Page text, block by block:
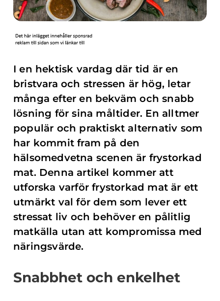
I en hektisk vardag där tid är en
bristvara och stressen är hög, letar
många efter en bekväm och snabb
lösning för sina måltider. En alltmer
populär och praktiskt alternativ som
har kommit fram på den
hälsomedvetna scenen är frystorkad
mat. Denna artikel kommer att
utforska varför frystorkad mat är ett
utmärkt val för dem som lever ett
stressat liv och behöver en pålitlig
matkälla utan att kompromissa med
näringsvärde.
Snabbhet och enkelhet